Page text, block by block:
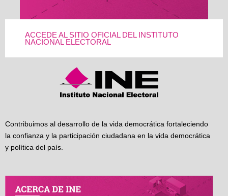
ACCEDE AL SITIO OFICIAL DEL INSTITUTO
NACIONAL ELECTORAL
Contribuimos al desarrollo de la vida democrática fortaleciendo
la confianza y la participación ciudadana en la vida democrática
y política del país.